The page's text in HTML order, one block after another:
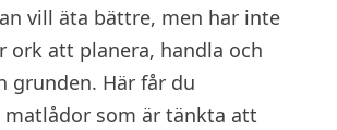
vill äta bättre, men har inte
ork att planera, handla och
grunden. Här får du
matlådor som är tänkta att